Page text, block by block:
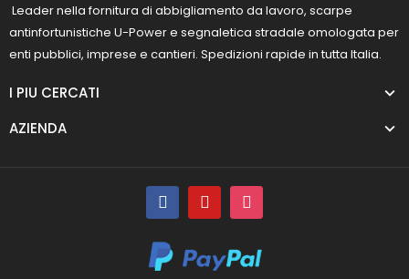
Leader nella fornitura di abbigliamento da lavoro, scarpe
antinfortunistiche U-Power e segnaletica stradale omologata per
enti pubblici, imprese e cantieri. Spedizioni rapide in tutta Italia.
I PIU CERCATI
AZIENDA